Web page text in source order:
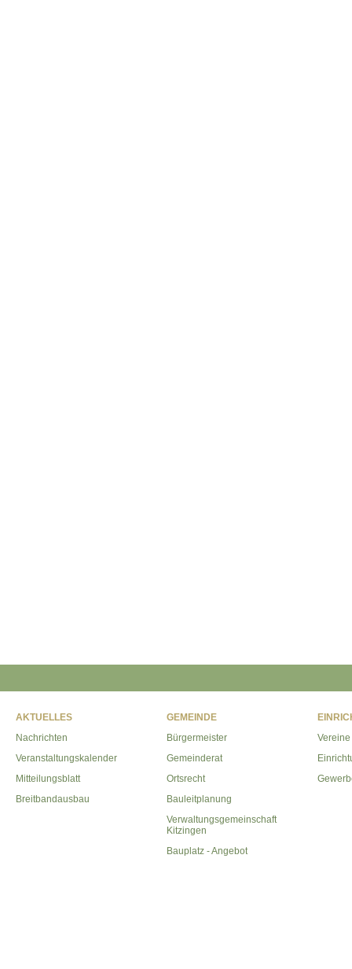
AKTUELLES
Nachrichten
Veranstaltungskalender
Mitteilungsblatt
Breitbandausbau
GEMEINDE
Bürgermeister
Gemeinderat
Ortsrecht
Bauleitplanung
Verwaltungsgemeinschaft
Kitzingen
Bauplatz - Angebot